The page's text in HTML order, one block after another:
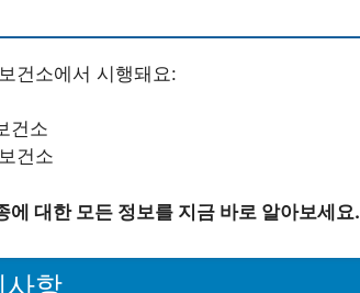
건소에서 시행돼요:
건소
건소
에 대한 모든 정보를 지금 바로 알아보세요.
사항